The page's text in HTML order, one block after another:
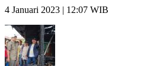
4 Januari 2023 | 12:07 WIB